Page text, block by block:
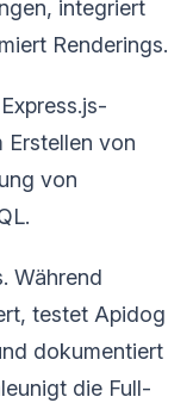
integriert
Renderings.
Erstellen von
von
Während
testet Apidog
dokumentiert
die Full-